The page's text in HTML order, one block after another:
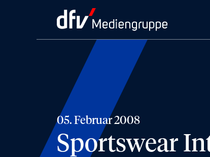
05. Februar 2008
Sportswear